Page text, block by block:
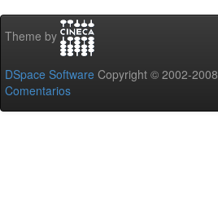
Theme by
DSpace Software Copyright © 2002-2008
Comentarios